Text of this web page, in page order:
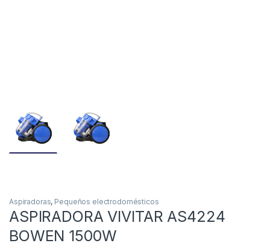
Aspiradoras, Pequeños electrodomésticos
ASPIRADORA VIVITAR AS4224
BOWEN 1500W